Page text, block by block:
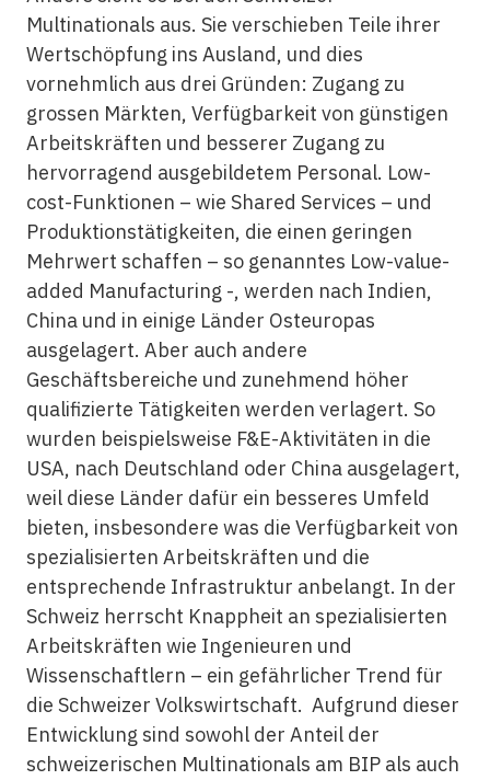
Multinationals aus. Sie verschieben Teile ihrer
Wertschöpfung ins Ausland, und dies
vornehmlich aus drei Gründen: Zugang zu
grossen Märkten, Verfügbarkeit von günstigen
Arbeitskräften und besserer Zugang zu
hervorragend ausgebildetem Personal. Low-
cost-Funktionen – wie Shared Services – und
Produktionstätigkeiten, die einen geringen
Mehrwert schaffen – so genanntes Low-value-
added Manufacturing -, werden nach Indien,
China und in einige Länder Osteuropas
ausgelagert. Aber auch andere
Geschäftsbereiche und zunehmend höher
qualifizierte Tätigkeiten werden verlagert. So
wurden beispielsweise F&E-Aktivitäten in die
USA, nach Deutschland oder China ausgelagert,
weil diese Länder dafür ein besseres Umfeld
bieten, insbesondere was die Verfügbarkeit von
spezialisierten Arbeitskräften und die
entsprechende Infrastruktur anbelangt. In der
Schweiz herrscht Knappheit an spezialisierten
Arbeitskräften wie Ingenieuren und
Wissenschaftlern – ein gefährlicher Trend für
die Schweizer Volkswirtschaft. Aufgrund dieser
Entwicklung sind sowohl der Anteil der
schweizerischen Multinationals am BIP als auch